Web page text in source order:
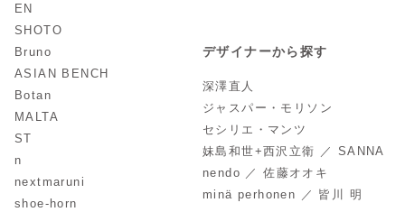
EN
SHOTO
Bruno
ASIAN BENCH
Botan
MALTA
ST
n
nextmaruni
shoe-horn
デザイナーから探す
深澤直人
ジャスパー・モリソン
セシリエ・マンツ
妹島和世+西沢立衛 ／ SANNA
nendo ／ 佐藤オオキ
minä perhonen ／ 皆川 明